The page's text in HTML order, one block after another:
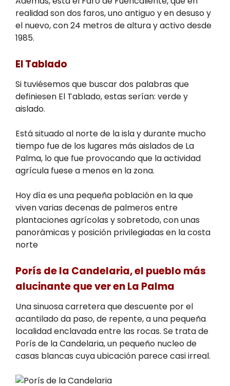
realidad son dos faros, uno antiguo y en desuso y
el nuevo, con 24 metros de altura y activo desde
1985.
El Tablado
Si tuviésemos que buscar dos palabras que
definiesen El Tablado, estas serían: verde y
aislado.
Está situado al norte de la isla y durante mucho
tiempo fue de los lugares más aislados de La
Palma, lo que fue provocando que la actividad
agrícula fuese a menos en la zona.
Hoy día es una pequeña población en la que
viven varias decenas de palmeros entre
plantaciones agrícolas y sobretodo, con unas
panorámicas y posición privilegiadas en la costa
norte
Porís de la Candelaria, el pueblo más
alucinante que ver en La Palma
Una sinuosa carretera que descuente por el
acantilado da paso, de repente, a una pequeña
localidad enclavada entre las rocas. Se trata de
Porís de la Candelaria, un pequeño nucleo de
casas blancas cuya ubicación parece casi irreal.